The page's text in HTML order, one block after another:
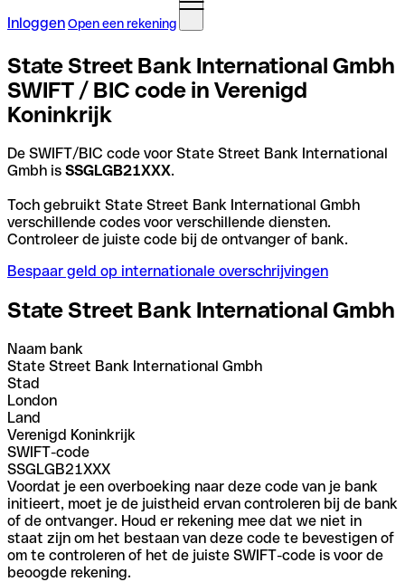
InloggenOpen een rekening
State Street Bank International Gmbh
SWIFT / BIC code in Verenigd
Koninkrijk
De SWIFT/BIC code voor State Street Bank International
Gmbh is SSGLGB21XXX.
Toch gebruikt State Street Bank International Gmbh
verschillende codes voor verschillende diensten.
Controleer de juiste code bij de ontvanger of bank.
Bespaar geld op internationale overschrijvingen
State Street Bank International Gmbh
Naam bank
State Street Bank International Gmbh
Stad
London
Land
Verenigd Koninkrijk
SWIFT-code
SSGLGB21XXX
Voordat je een overboeking naar deze code van je bank
initieert, moet je de juistheid ervan controleren bij de bank
of de ontvanger. Houd er rekening mee dat we niet in
staat zijn om het bestaan van deze code te bevestigen of
om te controleren of het de juiste SWIFT-code is voor de
beoogde rekening.